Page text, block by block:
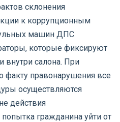
склонения
к коррупционным
машин ДПС
которые фиксируют
внутри салона. При
факту правонарушения все
осуществляются
действия
гражданина уйти от